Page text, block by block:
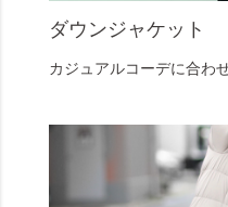
ダウンジャケット
カジュアルコーデに合わ